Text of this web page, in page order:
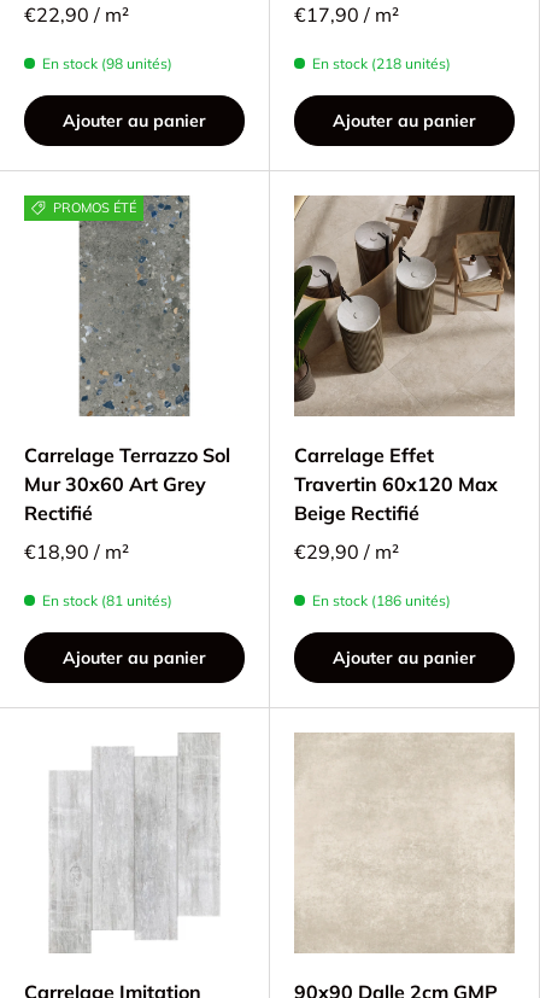
€22,90 / m²
En stock (98 unités)
Ajouter au panier
€17,90 / m²
En stock (218 unités)
Ajouter au panier
PROMOS ÉTÉ
Carrelage Terrazzo Sol
Mur 30x60 Art Grey
Rectifié
€18,90 / m²
En stock (81 unités)
Ajouter au panier
Carrelage Effet
Travertin 60x120 Max
Beige Rectifié
€29,90 / m²
En stock (186 unités)
Ajouter au panier
Carrelage Imitation
90x90 Dalle 2cm GMP